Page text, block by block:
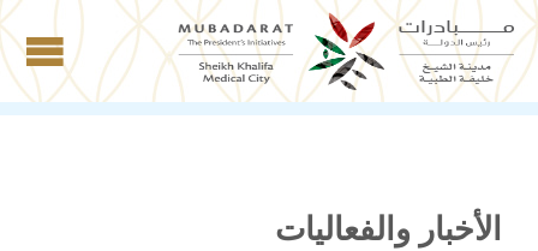
الأخبار والفعاليات